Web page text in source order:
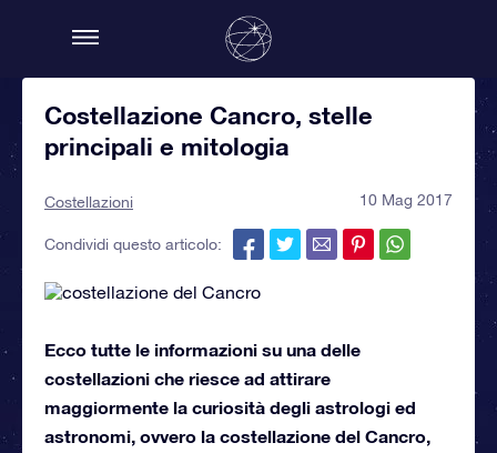
Costellazione Cancro, stelle
principali e mitologia
Costellazioni 10 Mag 2017
Condividi questo articolo:
Ecco tutte le informazioni su una delle
costellazioni che riesce ad attirare
maggiormente la curiosità degli astrologi ed
astronomi, ovvero la costellazione del Cancro,